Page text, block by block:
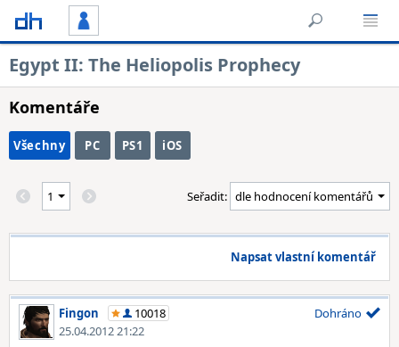
Egypt II: The Heliopolis Prophecy
Komentáře
Všechny PC PS1 iOS
Seřadit:
Napsat vlastní komentář
Fingon
10018
25.04.2012 21:22
Dohráno